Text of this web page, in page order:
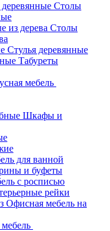
Столы
Столы
Стулья деревянные
Табуреты
мебель
Шкафы и
для ванной
и буфеты
с росписью
рейки
Офисная мебель на
мебель